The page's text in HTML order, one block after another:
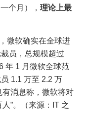
个月）， 理论上最
微软确实在全球进
员，总规模超过
年 1 月微软全球范
1.1 万至 2.2 万
有消息称，微软将对
”。（来源：IT 之